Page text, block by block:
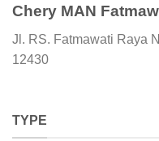
Chery MAN
Jl. RS. Fatmawati Raya
12430
TYPE